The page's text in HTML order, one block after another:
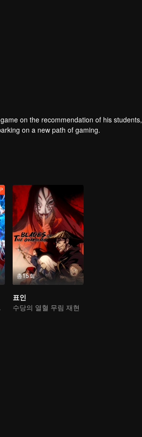
on the recommendation of his students,
on a new path of gaming.
총15회
표인
수당의 열혈 무림 재현